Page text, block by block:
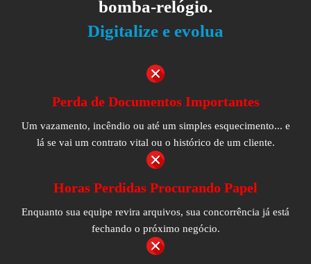
bomba-relógio.
Digitalize e evolua
Perda de Documentos Importantes
Um vazamento, incêndio ou até um simples esquecimento... e
lá se vai um contrato vital ou o histórico de um cliente.
Horas Perdidas Procurando Papel
Enquanto sua equipe revira arquivos, sua concorrência já está
fechando o próximo negócio.